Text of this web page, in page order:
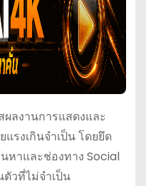
ลงานการแสดงและ
รงเกินจำเป็น โดยยึด
หาและช่องทาง Social
วที่ไม่จำเป็น